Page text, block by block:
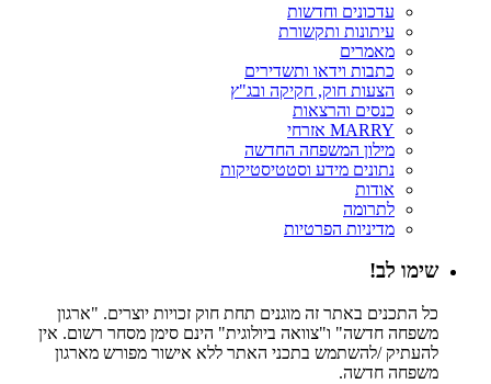
עדכונים וחדשות
עיתונות ותקשורת
מאמרים
כתבות וידאו ותשדירים
הצעות חוק, חקיקה ובג"ץ
כנסים והרצאות
MARRY אזרחי
מילון המשפחה החדשה
נתונים מידע וסטטיסטיקות
אודות
לתרומה
מדיניות הפרטיות
שימו לב!
כל התכנים באתר זה מוגנים תחת חוק זכויות יוצרים. "ארגון
משפחה חדשה" ו"צוואה ביולוגית" הינם סימן מסחר רשום. אין
להעתיק /להשתמש בתכני האתר ללא אישור מפורש מארגון
משפחה חדשה.